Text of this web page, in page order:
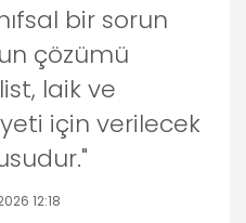
bir sorun
çözümü
laik ve
için verilecek
12:18